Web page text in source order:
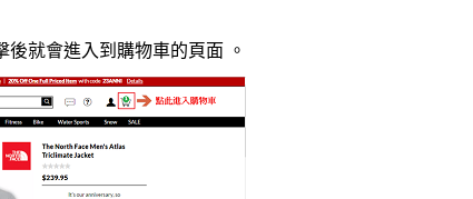
就會進入到購物車的頁面 。